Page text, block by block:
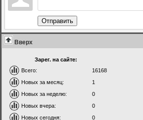
Отправить
Вверх
Зарег. на сайте:
Всего:
16168
Новых за месяц:
1
Новых за неделю:
0
Новых вчера:
0
Новых сегодня:
0